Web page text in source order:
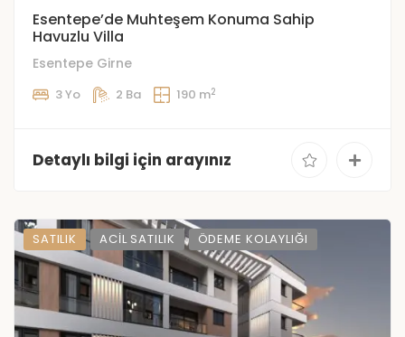
Esentepe’de Muhteşem Konuma Sahip
Havuzlu Villa
Esentepe Girne
3 Yo 2 Ba 190 m2
Detaylı bilgi için arayınız
SATILIK ACIL SATILIK ÖDEME KOLAYLIĞI